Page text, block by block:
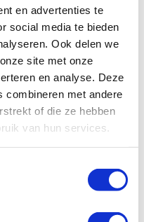
en advertenties te
social media te bieden
Ook delen we
site met onze
en analyse. Deze
combineren met andere
of die ze hebben
van hun services.